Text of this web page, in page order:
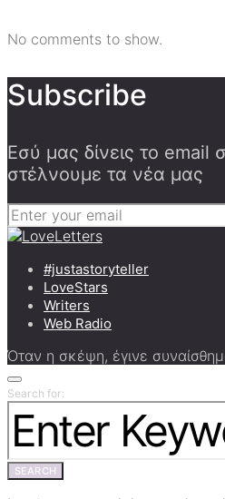
No comments to show.
Subscribe
Εσύ μας δίνεις το email
στέλνουμε τα νέα μας
#justastoryteller
LoveStars
Writers
Web Radio
Όταν η σκέψη, έγινε
Search for:
SEARCH